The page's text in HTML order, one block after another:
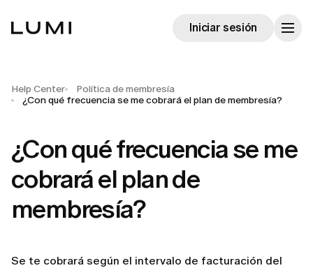
Iniciar sesión
Help Center
Política de membresía
¿Con qué frecuencia se me cobrará el plan de membresía?
¿Con qué frecuencia se me
cobrará el plan de
membresía?
Se te cobrará según el intervalo de facturación del